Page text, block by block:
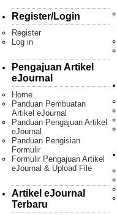
Register/Login
Register
Log in
Pengajuan Artikel
eJournal
Home
Panduan Pembuatan
Artikel eJournal
Panduan Pengajuan Artikel
eJournal
Panduan Pengisian
Formulir
Formulir Pengajuan Artikel
eJournal & Upload File
Artikel eJournal
Terbaru